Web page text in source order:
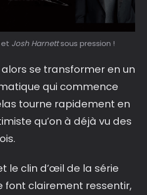
et Josh Harnettsous pression !
alors se transformer en un
qui commence
tourne rapidement en
qu’on à déjà vu des
le clin d’œil de la série
font clairement ressentir,